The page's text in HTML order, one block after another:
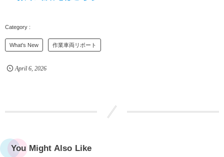
What's New 作業車両リポート
April 6, 2026
You Might Also Like